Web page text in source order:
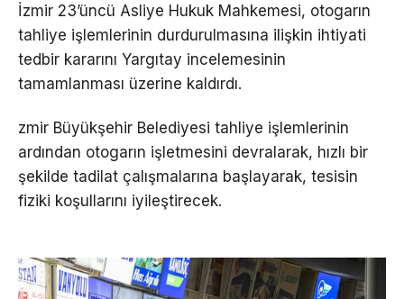
İzmir 23’üncü Asliye Hukuk Mahkemesi, otogarın
tahliye işlemlerinin durdurulmasına ilişkin ihtiyati
tedbir kararını Yargıtay incelemesinin
tamamlanması üzerine kaldırdı.
zmir Büyükşehir Belediyesi tahliye işlemlerinin
ardından otogarın işletmesini devralarak, hızlı bir
şekilde tadilat çalışmalarına başlayarak, tesisin
fiziki koşullarını iyileştirecek.